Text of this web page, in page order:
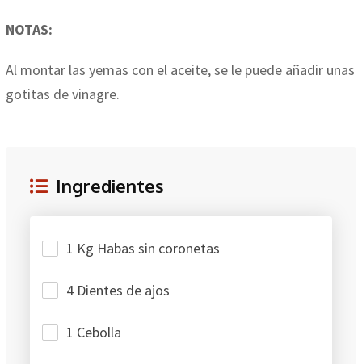
NOTAS:
Al montar las yemas con el aceite, se le puede añadir unas
gotitas de vinagre.
Ingredientes
1 Kg Habas sin coronetas
4 Dientes de ajos
1 Cebolla